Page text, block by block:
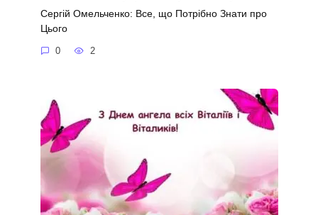
Сергій Омельченко: Все, що Потрібно Знати про
Цього
0 2